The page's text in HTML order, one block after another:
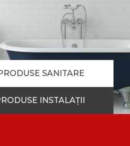
SANITARE
INSTALAȚII